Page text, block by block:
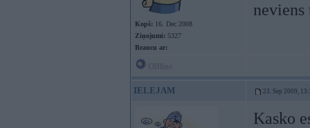
Kopš: 16. Dec 2008
Ziņojumi: 5327
Braucu ar:
neviens
IELEJAM 23. Sep 2009,
Kasko